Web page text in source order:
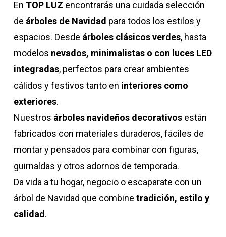
En TOP LUZ encontrarás una cuidada selección
de árboles de Navidad para todos los estilos y
espacios. Desde árboles clásicos verdes, hasta
modelos nevados, minimalistas o con luces LED
integradas, perfectos para crear ambientes
cálidos y festivos tanto en interiores como
exteriores.
Nuestros árboles navideños decorativosestán
fabricados con materiales duraderos, fáciles de
montar y pensados para combinar con figuras,
guirnaldas y otros adornos de temporada.
Da vida a tu hogar, negocio o escaparate con un
árbol de Navidad que combine tradición, estilo y
calidad .